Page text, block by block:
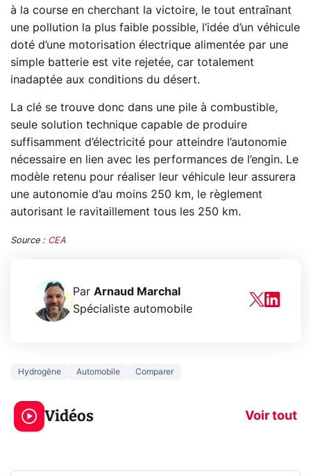
à la course en cherchant la victoire, le tout entraînant
une pollution la plus faible possible, l’idée d’un véhicule
doté d’une motorisation électrique alimentée par une
simple batterie est vite rejetée, car totalement
inadaptée aux conditions du désert.
La clé se trouve donc dans une pile à combustible,
seule solution technique capable de produire
suffisamment d’électricité pour atteindre l’autonomie
nécessaire en lien avec les performances de l’engin. Le
modèle retenu pour réaliser leur véhicule leur assurera
une autonomie d’au moins 250 km, le règlement
autorisant le ravitaillement tous les 250 km.
Source : CEA
Par Arnaud Marchal
Spécialiste automobile
Hydrogène Automobile Comparer
Vidéos Voir tout
5 générations de
jeux dans la
prochaine Xbox !
navigation